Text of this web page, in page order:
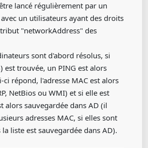
lancé régulièrement par un
un utilisateurs ayant des droits
"networkAddress" des
sont d'abord résolus, si
est trouvée, un PING est alors
ci répond, l'adresse MAC est alors
NetBios ou WMI) et si elle est
alors sauvegardée dans AD (il
adresses MAC, si elles sont
liste est sauvegardée dans AD).